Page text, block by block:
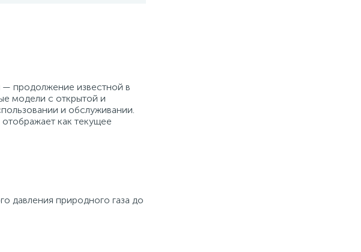
— продолжение известной в
модели с открытой и
и обслуживании.
как текущее
давления природного газа до